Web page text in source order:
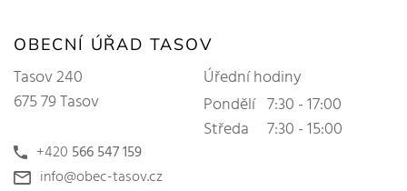
OBECNÍ ÚŘAD TASOV
Tasov 240
675 79 Tasov
+420 566 547 159
info@obec-tasov.cz
Úřední hodiny
Pondělí 7:30 - 17:00
Středa
7:30 - 15:00